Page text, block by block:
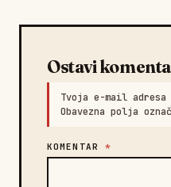
Ostavi
Tvoja e-mail
Obavezna polja
KOMENTAR *